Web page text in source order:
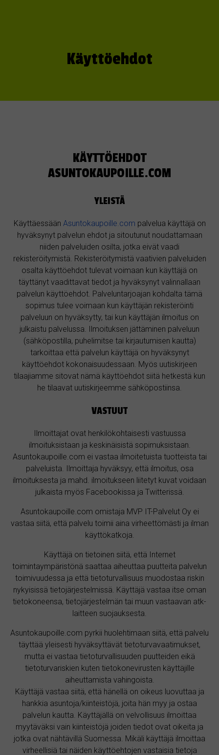
Käyttöehdot
KÄYTTÖEHDOT
ASUNTOKAUPOILLE.COM
YLEISTÄ
Käyttäessään Asuntokaupoille.com palvelua käyttäjä on
hyväksynyt palvelun ehdot ja sitoutunut noudattamaan
niiden palveluiden osilta, jotka eivät vaadi
rekisteröitymistä. Rekisteröitymistä vaativien palveluiden
osalta käyttöehdot tulevat voimaan kun käyttäjä on
täyttänyt vaadittavat tiedot ja hyväksynyt valinnallaan
palvelun käyttöehdot. Palveluntarjoajan kohdalta tämä
sopimus tulee voimaan kun käyttäjän rekisteröinti
palveluun on hyväksytty, tai kun käyttäjän ilmoitus on
julkaistu palvelussa. Ilmoituksen jättäminen palveluun
(sähköpostilla, puhelimitse tai kirjautumisen kautta)
tarkoittaa että palvelun käyttäjä on hyväksynyt
käyttöehdot kokonaisuudessaan. Myös uutiskirjeen
tilaajiamme sitovat nämä käyttöehdot siitä hetkestä kun
he tilaavat uutiskirjeemme sähköpostiinsa.
VASTUUT
Ilmoittajat ovat henkilökohtaisesti vastuussa
ilmoituksistaan ja keskinäisistä sopimuksistaan.
Asuntokaupoille.com ei vastaa ilmoitetuista tuotteista tai
palveluista. Ilmoittaja hyväksyy, että ilmoitus, osa
ilmoituksesta ja mahd. ilmoitukseen liitetyt kuvat voidaan
julkaista myös Facebookissa ja Twitterissä.
Asuntokaupoille.com omistaja MVP IT-Palvelut Oy ei
vastaa siitä, että palvelu toimii aina virheettömästi ja ilman
käyttökatkoja.
Käyttäjä on tietoinen siitä, että Internet
toimintaympäristönä saattaa aiheuttaa puutteita palvelun
toimivuudessa ja että tietoturvallisuus muodostaa riskin
nykyisissä tietojärjestelmissä. Käyttäjä vastaa itse oman
tietokoneensa, tietojärjestelmän tai muun vastaavan atk-
laitteen suojauksesta.
Asuntokaupoille.com pyrkii huolehtimaan siitä, että palvelu
täyttää yleisesti hyväksyttävät tietoturvavaatimukset,
mutta ei vastaa tietoturvallisuuden puutteiden eikä
tietoturvariskien kuten tietokonevirusten käyttäjille
aiheuttamista vahingoista.
Käyttäjä vastaa siitä, että hänellä on oikeus luovuttaa ja
hankkia asuntoja/kiinteistöjä, joita hän myy ja ostaa
palvelun kautta. Käyttäjällä on velvollisuus ilmoittaa
myytäväksi vain kiinteistöjä joiden tiedot ovat oikeita ja
jotka ovat nähtävillä Suomessa. Mikäli käyttäjä ilmoittaa
virheellisiä tai näiden käyttöehtojen vastaisia tietoja